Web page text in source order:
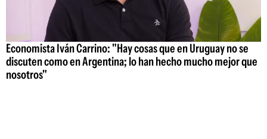
Economista Iván Carrino: "Hay cosas que en Uruguay no se
discuten como en Argentina; lo han hecho mucho mejor que
nosotros"